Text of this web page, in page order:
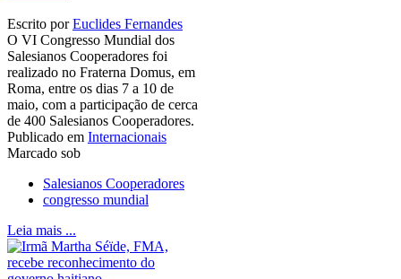
Escrito porEuclides Fernandes
O VI Congresso Mundial dos
Salesianos Cooperadores foi
realizado no Fraterna Domus, em
Roma, entre os dias 7 a 10 de
maio, com a participação de cerca
de 400 Salesianos Cooperadores.
Publicado em Internacionais
Marcado sob
Salesianos Cooperadores
congresso mundial
Leia mais ...